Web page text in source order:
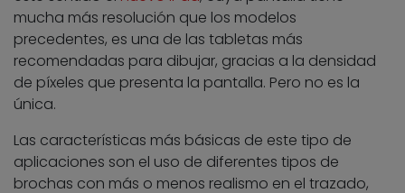
mucha más resolución que los modelos
precedentes, es una de las tabletas más
recomendadas para dibujar, gracias a la densidad
de píxeles que presenta la pantalla. Pero no es la
única.
Las características más básicas de este tipo de
aplicaciones son el uso de diferentes tipos de
brochas con más o menos realismo en el trazado,